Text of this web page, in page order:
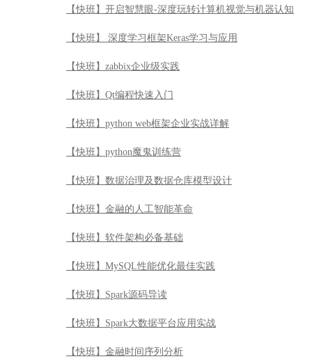
【快班】【百万年薪系列】视觉的盛宴：深度玩转人脸识
【快班】深入浅出设计模式
【快班】Oracle特殊恢复原理与实战（DSI系列）
【快班】Puppet 运维自动化
【快班】ROS机器人操作系统实战
【快班】开启智慧眼-深度玩转计算机视觉与机器认知
【快班】 深度学习框架Keras学习与应用
【快班】zabbix企业级实践
【快班】Qt编程快速入门
【快班】python web框架企业实战详解
【快班】python魔鬼训练营
【快班】数据治理及数据仓库模型设计
【快班】金融的人工智能革命